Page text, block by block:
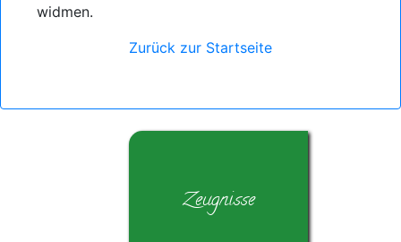
widmen.
Zurück zur Startseite
Zeugnisse